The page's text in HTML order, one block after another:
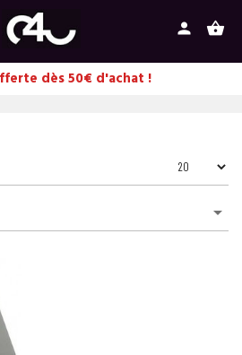
shopping_basket
person
dès 50€ d'achat !
